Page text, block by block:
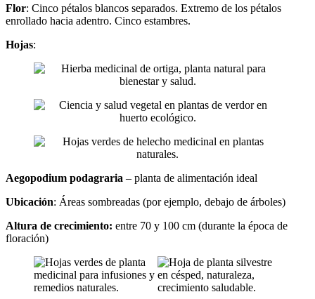
Flor: Cinco pétalos blancos separados. Extremo de los pétalos
enrollado hacia adentro. Cinco estambres.
Hojas:
Aegopodium podagraria – planta de alimentación ideal
Ubicación: Áreas sombreadas (por ejemplo, debajo de árboles)
Altura de crecimiento: entre 70 y 100 cm (durante la época de
floración)